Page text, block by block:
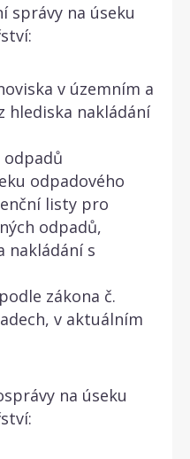
správy na úseku
v územním a
hlediska nakládání
odpadového
listy pro
odpadů,
nakládání s
zákona č.
v aktuálním
na úseku